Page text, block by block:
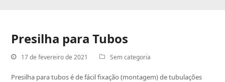
Presilha para Tubos
17 de fevereiro de 2021 Sem categoria
Presilha para tubos é de fácil fixação (montagem) de tubulações